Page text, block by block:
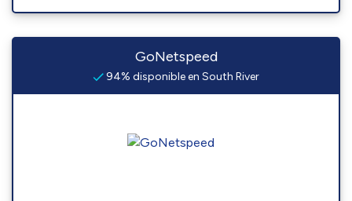
GoNetspeed
94% disponible en South River